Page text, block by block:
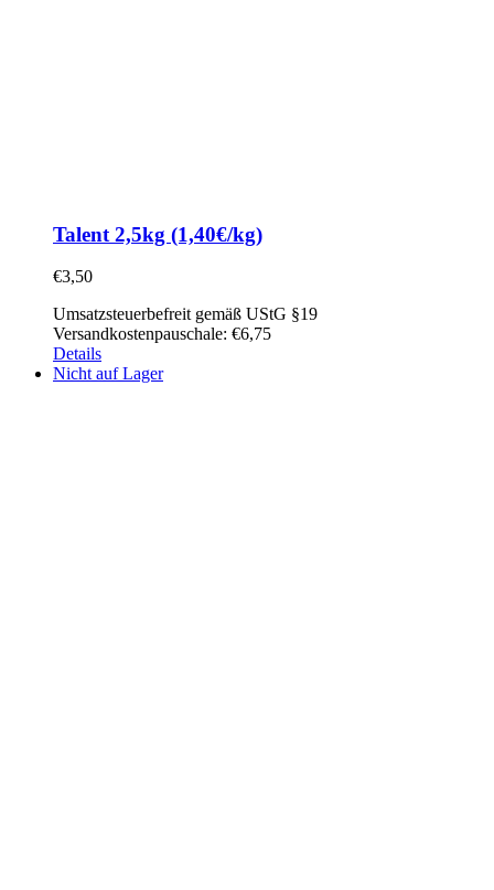
Talent 2,5kg (1,40€/kg)
€3,50
Umsatzsteuerbefreit gemäß UStG §19
Versandkostenpauschale: €6,75
Details
Nicht auf Lager